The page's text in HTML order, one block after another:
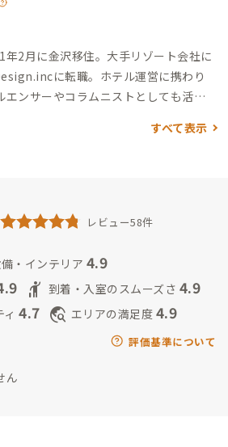
年2月に金沢移住。大手リゾート会社に
に転職。ホテル運営に携わり
エンサーやコラムニストとしても活動
っています。素敵なスポットをたくさん
コーヒー。「LINNASはヒュッゲとい
す。また、Youtubeチャンネルで街の情
くりをしています。金沢での暮らしを金
ださい！」
すべて表示
レビュー58件
・インテリア 4.9
hail 到着・入室のスムーズさ 4.9
4.7 travel_explore エリアの満足度 4.9
評価基準について
ん